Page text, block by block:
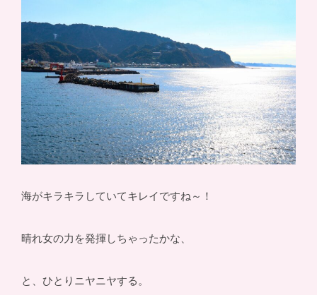
海がキラキラしていてキレイですね～！
晴れ女の力を発揮しちゃったかな、
と、ひとりニヤニヤする。